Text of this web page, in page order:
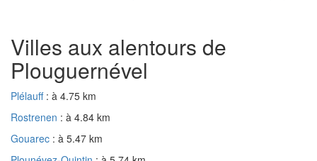
Villes aux alentours de
Plouguernével
Plélauff : à 4.75 km
Rostrenen : à 4.84 km
Gouarec : à 5.47 km